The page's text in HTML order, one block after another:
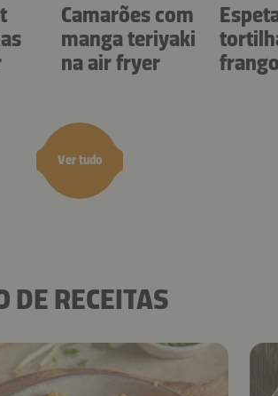
Ver tudo
Camarões com
manga teriyaki
na air fryer
DE RECEITAS